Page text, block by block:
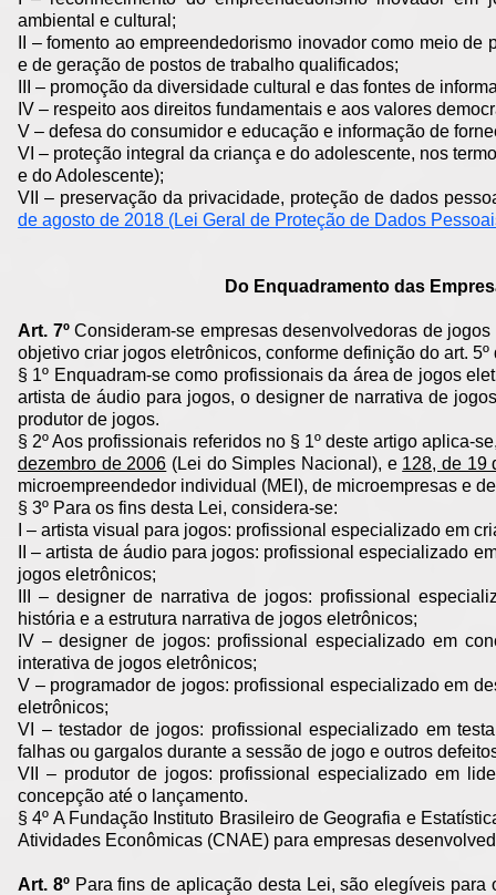
ambiental e cultural;
II – fomento ao empreendedorismo inovador como meio
e de geração de postos de trabalho qualificados;
III – promoção da diversidade cultural e das fontes de
IV – respeito aos direitos fundamentais e aos valores
V – defesa do consumidor e educação e informação de
VI – proteção integral da criança e do adolescente, nos
e do Adolescente);
VII – preservação da privacidade, proteção de dados
de agosto de 2018 (Lei Geral de Proteção de Dados
Do Enquadramento das
Art. 7ºConsideram-se empresas desenvolvedoras de
objetivo criar jogos eletrônicos, conforme definição do art. 5º
§ 1º Enquadram-se como profissionais da área de jogos
artista de áudio para jogos, o designer de narrativa de
produtor de jogos.
§ 2º Aos profissionais referidos no § 1º deste artigo aplica-
dezembro de 2006 (Lei do Simples Nacional), e 128, de 19
microempreendedor individual (MEI), de microempresas e
§ 3º Para os fins desta Lei, considera-se:
I – artista visual para jogos: profissional especializado em
II – artista de áudio para jogos: profissional especializado
jogos eletrônicos;
III – designer de narrativa de jogos: profissional
história e a estrutura narrativa de jogos eletrônicos;
IV – designer de jogos: profissional especializado em
interativa de jogos eletrônicos;
V – programador de jogos: profissional especializado em
eletrônicos;
VI – testador de jogos: profissional especializado em
falhas ou gargalos durante a sessão de jogo e outros
VII – produtor de jogos: profissional especializado em
concepção até o lançamento.
§ 4º A Fundação Instituto Brasileiro de Geografia e
Atividades Econômicas (CNAE) para empresas
Art. 8ºPara fins de aplicação desta Lei, são elegíveis para